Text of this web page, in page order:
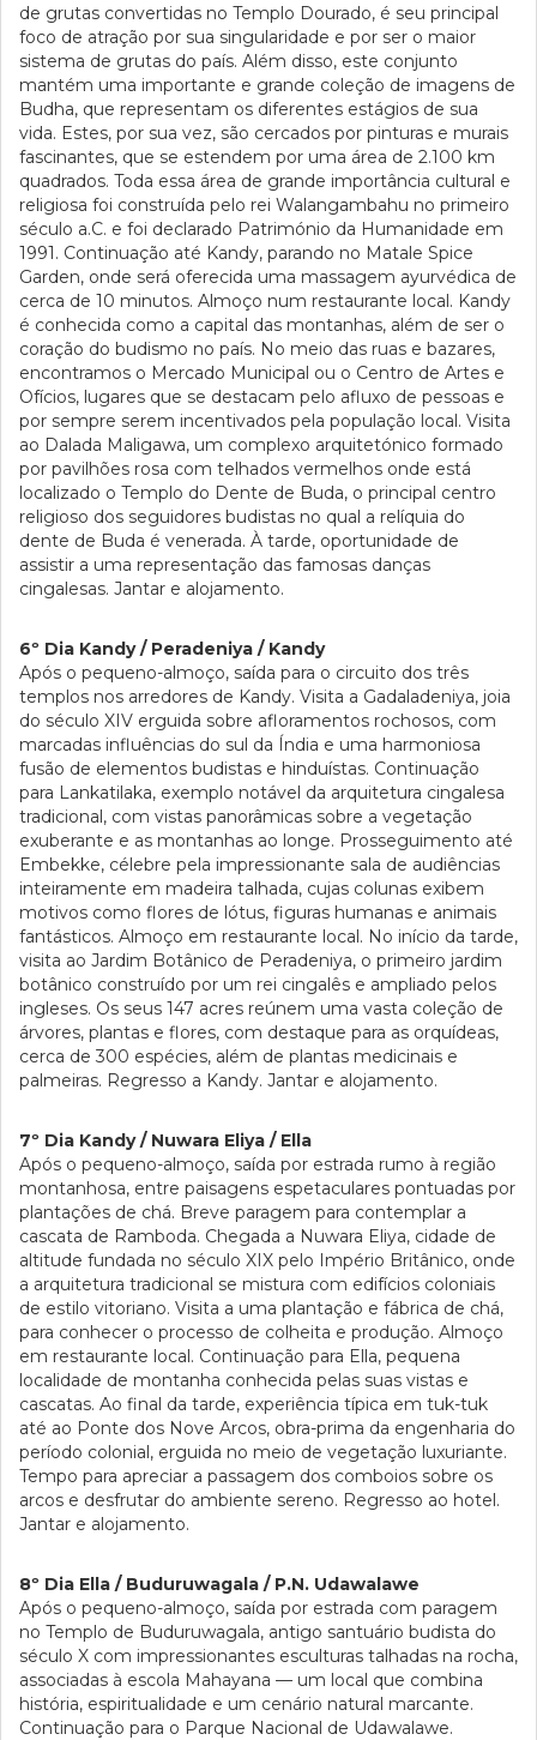
de grutas convertidas no Templo Dourado, é seu principal
foco de atração por sua singularidade e por ser o maior
sistema de grutas do país. Além disso, este conjunto
mantém uma importante e grande coleção de imagens de
Budha, que representam os diferentes estágios de sua
vida. Estes, por sua vez, são cercados por pinturas e murais
fascinantes, que se estendem por uma área de 2.100 km
quadrados. Toda essa área de grande importância cultural e
religiosa foi construída pelo rei Walangambahu no primeiro
século a.C. e foi declarado Património da Humanidade em
1991. Continuação até Kandy, parando no Matale Spice
Garden, onde será oferecida uma massagem ayurvédica de
cerca de 10 minutos. Almoço num restaurante local. Kandy
é conhecida como a capital das montanhas, além de ser o
coração do budismo no país. No meio das ruas e bazares,
encontramos o Mercado Municipal ou o Centro de Artes e
Ofícios, lugares que se destacam pelo afluxo de pessoas e
por sempre serem incentivados pela população local. Visita
ao Dalada Maligawa, um complexo arquitetónico formado
por pavilhões rosa com telhados vermelhos onde está
localizado o Templo do Dente de Buda, o principal centro
religioso dos seguidores budistas no qual a relíquia do
dente de Buda é venerada. À tarde, oportunidade de
assistir a uma representação das famosas danças
cingalesas. Jantar e alojamento.
6º Dia Kandy / Peradeniya / Kandy
Após o pequeno-almoço, saída para o circuito dos três
templos nos arredores de Kandy. Visita a Gadaladeniya, joia
do século XIV erguida sobre afloramentos rochosos, com
marcadas influências do sul da Índia e uma harmoniosa
fusão de elementos budistas e hinduístas. Continuação
para Lankatilaka, exemplo notável da arquitetura cingalesa
tradicional, com vistas panorâmicas sobre a vegetação
exuberante e as montanhas ao longe. Prosseguimento até
Embekke, célebre pela impressionante sala de audiências
inteiramente em madeira talhada, cujas colunas exibem
motivos como flores de lótus, figuras humanas e animais
fantásticos. Almoço em restaurante local. No início da tarde,
visita ao Jardim Botânico de Peradeniya, o primeiro jardim
botânico construído por um rei cingalês e ampliado pelos
ingleses. Os seus 147 acres reúnem uma vasta coleção de
árvores, plantas e flores, com destaque para as orquídeas,
cerca de 300 espécies, além de plantas medicinais e
palmeiras. Regresso a Kandy. Jantar e alojamento.
7º Dia Kandy / Nuwara Eliya / Ella
Após o pequeno-almoço, saída por estrada rumo à região
montanhosa, entre paisagens espetaculares pontuadas por
plantações de chá. Breve paragem para contemplar a
cascata de Ramboda. Chegada a Nuwara Eliya, cidade de
altitude fundada no século XIX pelo Império Britânico, onde
a arquitetura tradicional se mistura com edifícios coloniais
de estilo vitoriano. Visita a uma plantação e fábrica de chá,
para conhecer o processo de colheita e produção. Almoço
em restaurante local. Continuação para Ella, pequena
localidade de montanha conhecida pelas suas vistas e
cascatas. Ao final da tarde, experiência típica em tuk-tuk
até ao Ponte dos Nove Arcos, obra-prima da engenharia do
período colonial, erguida no meio de vegetação luxuriante.
Tempo para apreciar a passagem dos comboios sobre os
arcos e desfrutar do ambiente sereno. Regresso ao hotel.
Jantar e alojamento.
8º Dia Ella / Buduruwagala / P.N. Udawalawe
Após o pequeno-almoço, saída por estrada com paragem
no Templo de Buduruwagala, antigo santuário budista do
século X com impressionantes esculturas talhadas na rocha,
associadas à escola Mahayana — um local que combina
história, espiritualidade e um cenário natural marcante.
Continuação para o Parque Nacional de Udawalawe.